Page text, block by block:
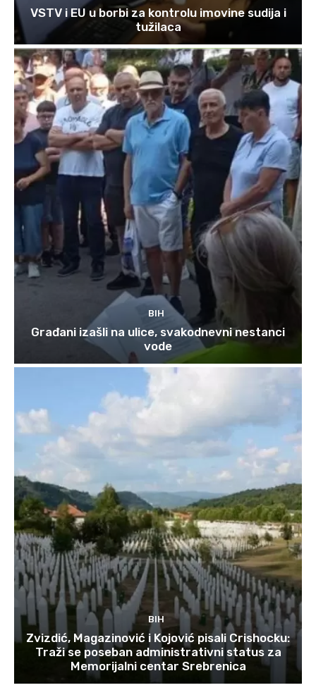
VSTV i EU u borbi za kontrolu imovine sudija i
tužilaca
BIH
Građani izašli na ulice, svakodnevni nestanci
vode
BIH
Zvizdić, Magazinović i Kojović pisali Crishocku:
Traži se poseban administrativni status za
Memorijalni centar Srebrenica